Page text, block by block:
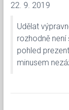
22. 9. 2019
Udělat
rozhodně není
pohled
minusem